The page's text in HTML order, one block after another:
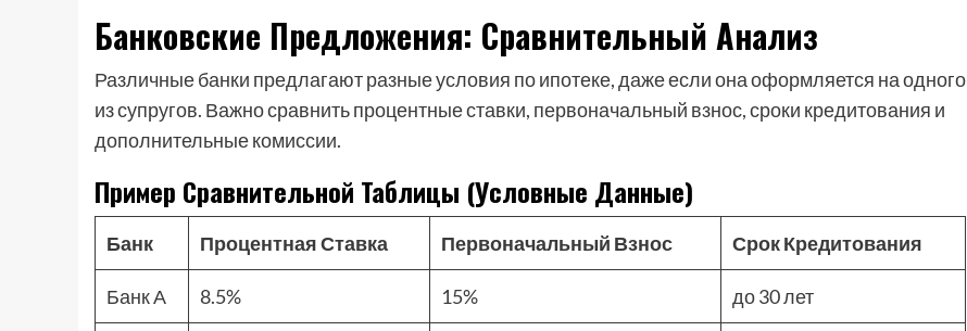
Банковские Предложения: Сравнительный Анализ
Различные банки предлагают разные условия по ипотеке, даже если она оформляется на одного
из супругов. Важно сравнить процентные ставки, первоначальный взнос, сроки кредитования и
дополнительные комиссии.
Пример Сравнительной Таблицы (Условные Данные)
Банк Процентная Ставка Первоначальный Взнос Срок Кредитования
Банк А 8.5% 15% до 30 лет